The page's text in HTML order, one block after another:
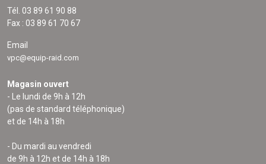
Tél. 03 89 61 90 88
Fax : 03 89 61 70 67
Email
vpc@equip-raid.com
Magasin ouvert
- Le lundi de 9h à 12h
(pas de standard téléphonique)
et de 14h à 18h
- Du mardi au vendredi
de 9h à 12h et de 14h à 18h